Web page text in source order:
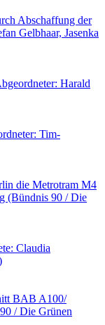
Abschaffung der
Gelbhaar, Jasenka
Harald
Tim-
die Metrotram M4
(Bündnis 90 / Die
Claudia
BAB A100/
/ Die Grünen